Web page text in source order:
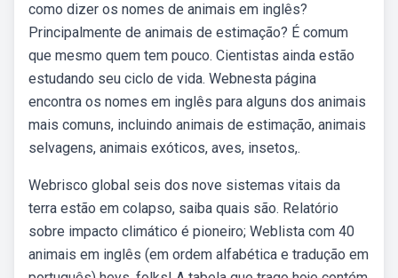
como dizer os nomes de animais em inglês?
Principalmente de animais de estimação? É comum
que mesmo quem tem pouco. Cientistas ainda estão
estudando seu ciclo de vida. Webnesta página
encontra os nomes em inglês para alguns dos animais
mais comuns, incluindo animais de estimação, animais
selvagens, animais exóticos, aves, insetos,.
Webrisco global seis dos nove sistemas vitais da
terra estão em colapso, saiba quais são. Relatório
sobre impacto climático é pioneiro; Weblista com 40
animais em inglês (em ordem alfabética e tradução em